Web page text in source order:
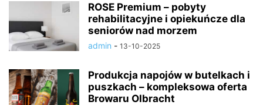
ROSE Premium – pobyty
rehabilitacyjne i opiekuńcze dla
seniorów nad morzem
admin - 13-10-2025
Produkcja napojów w butelkach i
puszkach – kompleksowa oferta
Browaru Olbracht